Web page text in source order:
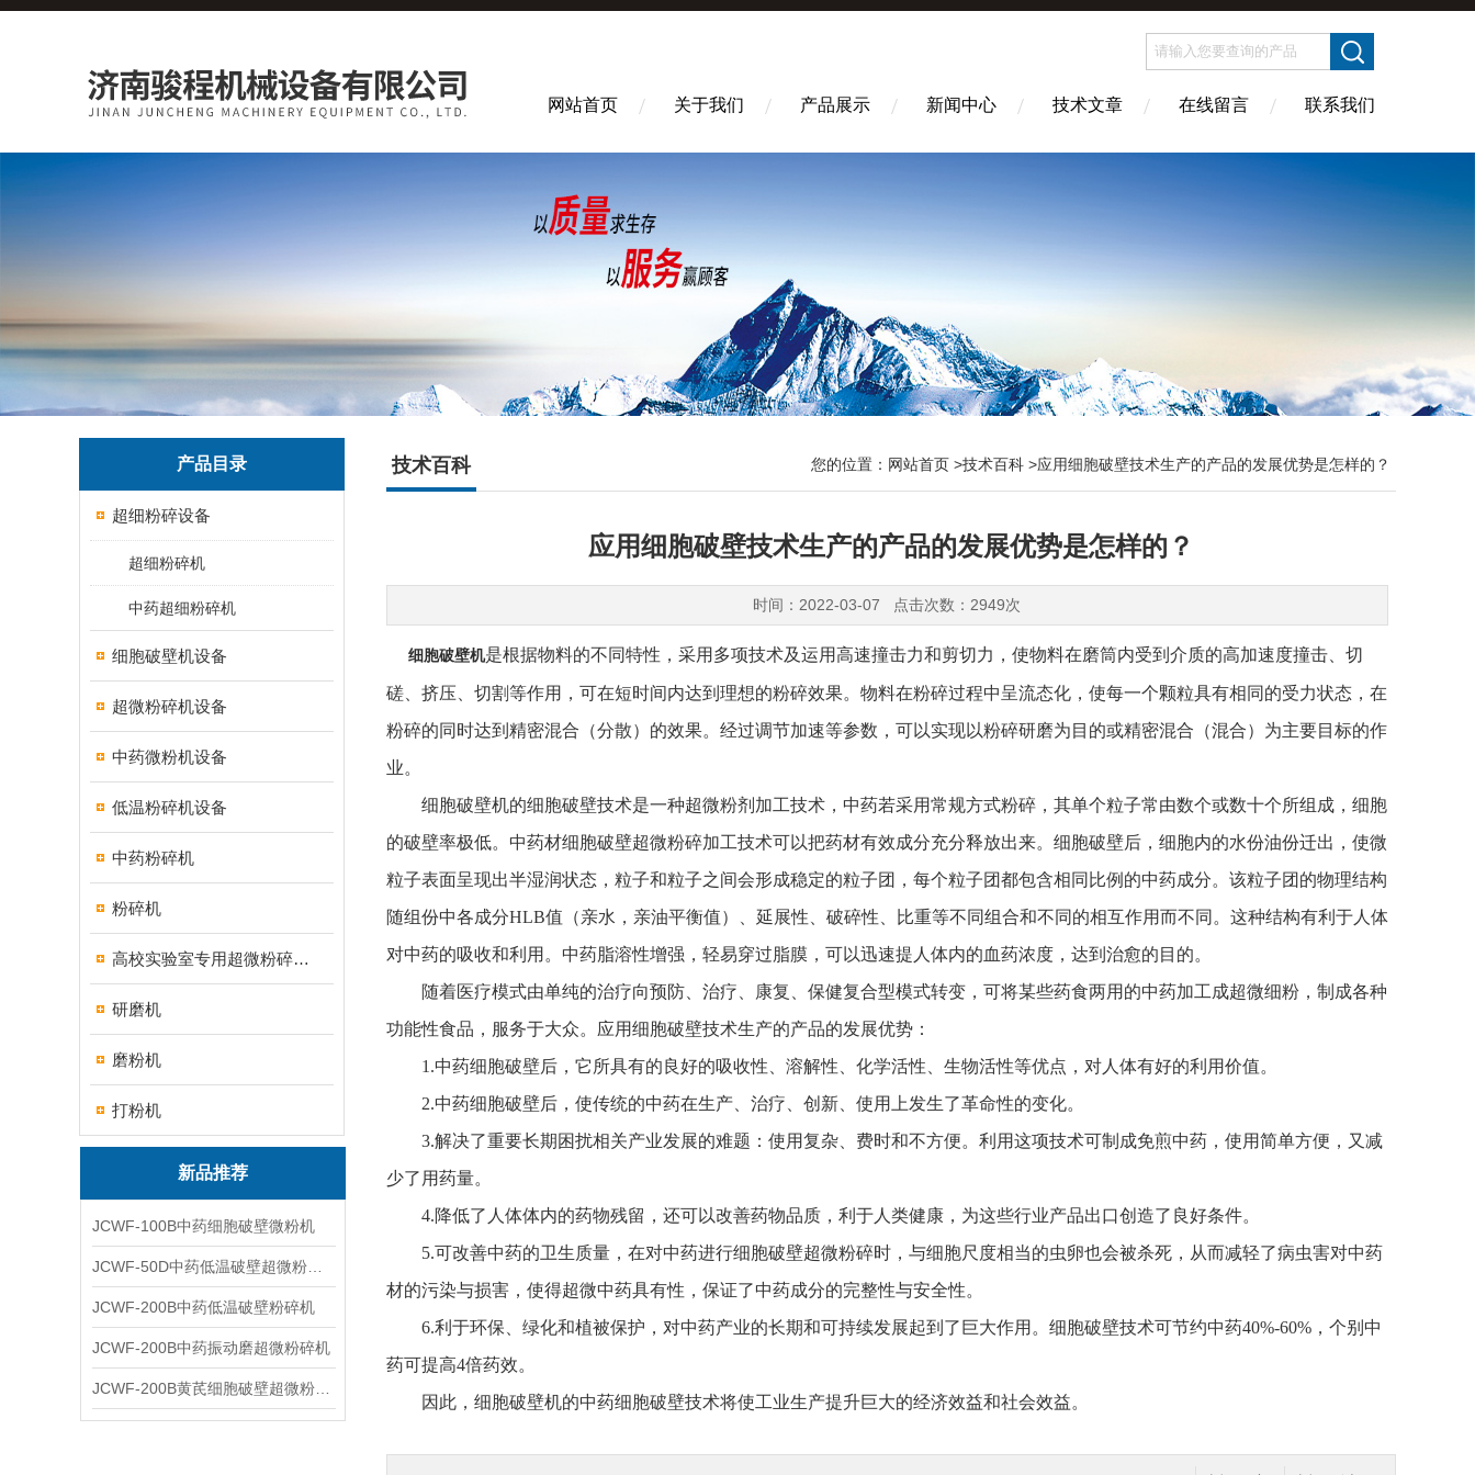
网站首页 关于我们 产品展示 新闻中心 技术文章 在线留言 联系我们
产品目录
超细粉碎设备
超细粉碎机
中药超细粉碎机
细胞破壁机设备
超微粉碎机设备
中药微粉机设备
低温粉碎机设备
中药粉碎机
粉碎机
高校实验室专用超微粉碎机设备
研磨机
磨粉机
打粉机
新品推荐
JCWF-100B中药细胞破壁微粉机
JCWF-200B中药低温破壁粉碎机
JCWF-200B中药振动磨超微粉碎机
技术百科 您的位置： 网站首页 >技术百科 >应用细胞破壁技术生产的产品的发展优势是怎样的？
应用细胞破壁技术生产的产品的发展优势是怎样的？
时间：2022-03-07 点击次数：2949次
细胞破壁机是根据物料的不同特性，采用多项技术及运用高速撞击力和剪切力，使物料在磨筒内受到介质的高加速度撞击、切
磋、挤压、切割等作用，可在短时间内达到理想的粉碎效果。物料在粉碎过程中呈流态化，使每一个颗粒具有相同的受力状态，在
粉碎的同时达到精密混合（分散）的效果。经过调节加速等参数，可以实现以粉碎研磨为目的或精密混合（混合）为主要目标的作
业。
细胞破壁机的细胞破壁技术是一种超微粉剂加工技术，中药若采用常规方式粉碎，其单个粒子常由数个或数十个所组成，细胞
的破壁率极低。中药材细胞破壁超微粉碎加工技术可以把药材有效成分充分释放出来。细胞破壁后，细胞内的水份油份迁出，使微
粒子表面呈现出半湿润状态，粒子和粒子之间会形成稳定的粒子团，每个粒子团都包含相同比例的中药成分。该粒子团的物理结构
随组份中各成分HLB值（亲水，亲油平衡值）、延展性、破碎性、比重等不同组合和不同的相互作用而不同。这种结构有利于人体
对中药的吸收和利用。中药脂溶性增强，轻易穿过脂膜，可以迅速提人体内的血药浓度，达到治愈的目的。
随着医疗模式由单纯的治疗向预防、治疗、康复、保健复合型模式转变，可将某些药食两用的中药加工成超微细粉，制成各种
功能性食品，服务于大众。应用细胞破壁技术生产的产品的发展优势：
1.中药细胞破壁后，它所具有的良好的吸收性、溶解性、化学活性、生物活性等优点，对人体有好的利用价值。
2.中药细胞破壁后，使传统的中药在生产、治疗、创新、使用上发生了革命性的变化。
3.解决了重要长期困扰相关产业发展的难题：使用复杂、费时和不方便。利用这项技术可制成免煎中药，使用简单方便，又减
少了用药量。
4.降低了人体体内的药物残留，还可以改善药物品质，利于人类健康，为这些行业产品出口创造了良好条件。
5.可改善中药的卫生质量，在对中药进行细胞破壁超微粉碎时，与细胞尺度相当的虫卵也会被杀死，从而减轻了病虫害对中药
材的污染与损害，使得超微中药具有性，保证了中药成分的完整性与安全性。
6.利于环保、绿化和植被保护，对中药产业的长期和可持续发展起到了巨大作用。细胞破壁技术可节约中药40%-60%，个别中
药可提高4倍药效。
因此，细胞破壁机的中药细胞破壁技术将使工业生产提升巨大的经济效益和社会效益。